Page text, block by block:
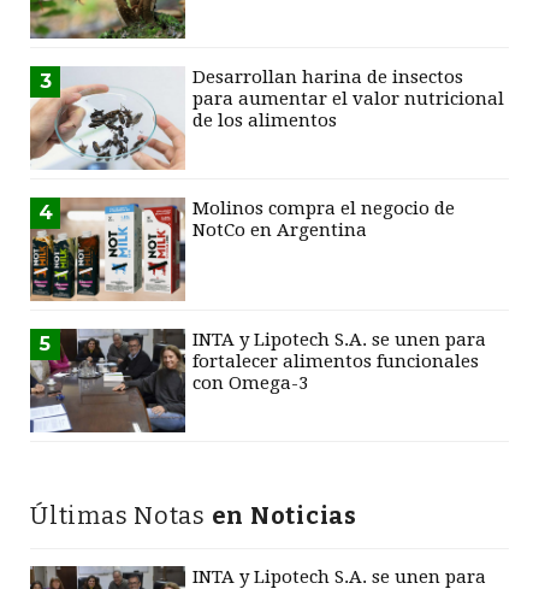
3
Desarrollan harina de insectos
para aumentar el valor nutricional
de los alimentos
4
Molinos compra el negocio de
NotCo en Argentina
5
INTA y Lipotech S.A. se unen para
fortalecer alimentos funcionales
con Omega-3
Últimas Notas en Noticias
INTA y Lipotech S.A. se unen para